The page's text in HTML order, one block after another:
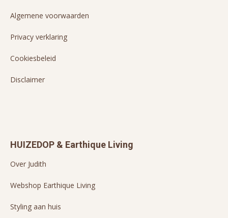
Algemene voorwaarden
Privacy verklaring
Cookiesbeleid
Disclaimer
HUIZEDOP & Earthique Living
Over Judith
Webshop Earthique Living
Styling aan huis